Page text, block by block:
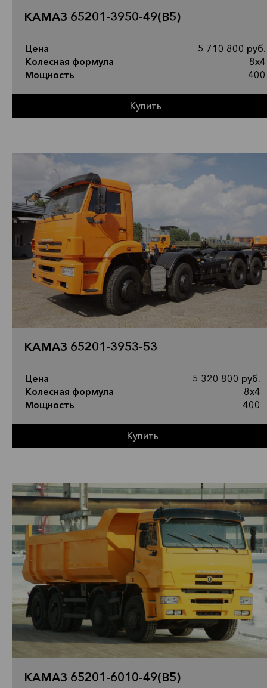
КАМАЗ 65201-3950-49(B5)
Цена
5 710 800 руб.
Колесная формула
8х4
Мощность
400
Купить
КАМАЗ 65201-3953-53
Цена
5 320 800 руб.
Колесная формула
8х4
Мощность
400
Купить
КАМАЗ 65201-6010-49(B5)